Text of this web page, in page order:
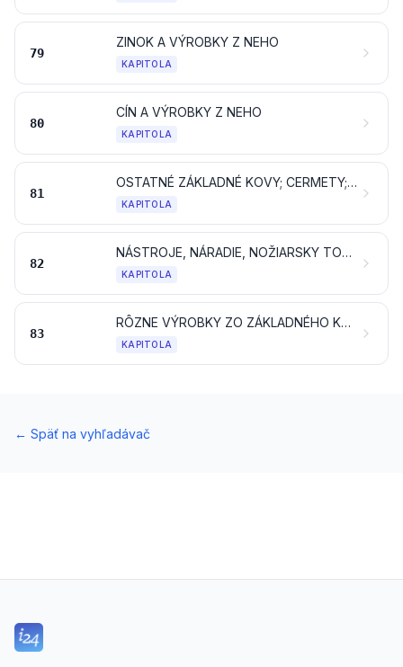
79
ZINOK A VÝROBKY Z NEHO
KAPITOLA
80
CÍN A VÝROBKY Z NEHO
KAPITOLA
81
OSTATNÉ ZÁKLADNÉ KOVY; CERMETY; VÝROBKY Z NICH
KAPITOLA
82
NÁSTROJE, NÁRADIE, NOŽIARSKY TOVAR, LYŽICE A VIDLIČKY, ZO ZÁKLADNÉHO KOVU; ICH ČASTI A SÚČASTI ZO ZÁKLADNÉHO KOVU
KAPITOLA
83
RÔZNE VÝROBKY ZO ZÁKLADNÉHO KOVU
KAPITOLA
← Späť na vyhľadávač